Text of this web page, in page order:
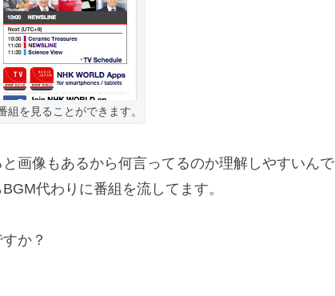
を見ることができます。
画像もあるから何言ってるのか理解しやすいんで
代わりに番組を流してます。
か？